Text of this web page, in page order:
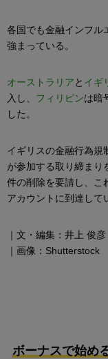
各国でも金融インフル
強まっている。
オーストラリアと イギ
入し、 フィリピンは暗
した。
イギリスの金融行為規
が参加する取り締まり
件の削除を要請し、こ
アカウントに到達して
｜文・編集：井上 俊彦
｜画像：Shutterstock
ボーナスで始め